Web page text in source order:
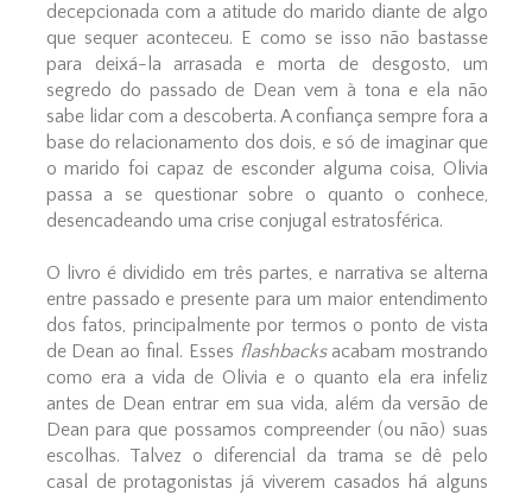
decepcionada com a atitude do marido diante de algo
que sequer aconteceu. E como se isso não bastasse
para deixá-la arrasada e morta de desgosto, um
segredo do passado de Dean vem à tona e ela não
sabe lidar com a descoberta. A confiança sempre fora a
base do relacionamento dos dois, e só de imaginar que
o marido foi capaz de esconder alguma coisa, Olivia
passa a se questionar sobre o quanto o conhece,
desencadeando uma crise conjugal estratosférica.
O livro é dividido em três partes, e narrativa se alterna
entre passado e presente para um maior entendimento
dos fatos, principalmente por termos o ponto de vista
de Dean ao final. Esses flashbacksacabam mostrando
como era a vida de Olivia e o quanto ela era infeliz
antes de Dean entrar em sua vida, além da versão de
Dean para que possamos compreender (ou não) suas
escolhas. Talvez o diferencial da trama se dê pelo
casal de protagonistas já viverem casados há alguns